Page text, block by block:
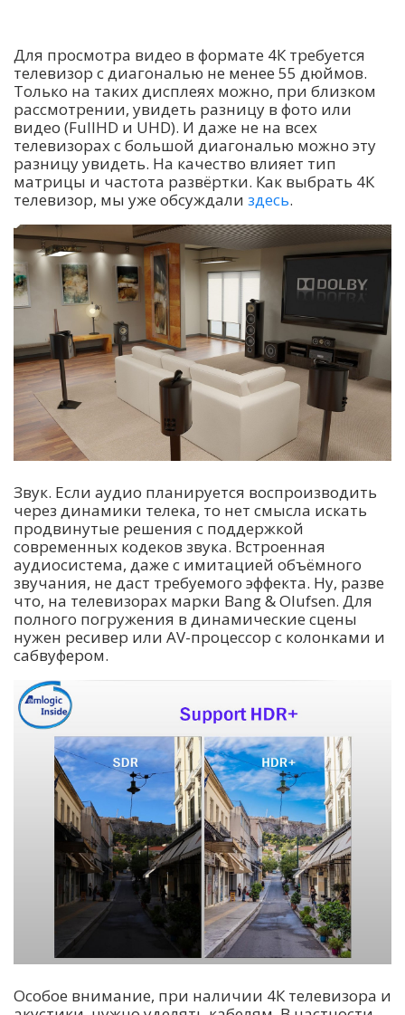
Для просмотра видео в формате 4К требуется
телевизор с диагональю не менее 55 дюймов.
Только на таких дисплеях можно, при близком
рассмотрении, увидеть разницу в фото или
видео (FullHD и UHD). И даже не на всех
телевизорах с большой диагональю можно эту
разницу увидеть. На качество влияет тип
матрицы и частота развёртки. Как выбрать 4К
телевизор, мы уже обсуждали здесь.
Звук. Если аудио планируется воспроизводить
через динамики телека, то нет смысла искать
продвинутые решения с поддержкой
современных кодеков звука. Встроенная
аудиосистема, даже с имитацией объёмного
звучания, не даст требуемого эффекта. Ну, разве
что, на телевизорах марки Bang & Olufsen. Для
полного погружения в динамические сцены
нужен ресивер или AV-процессор с колонками и
сабвуфером.
Особое внимание, при наличии 4К телевизора и